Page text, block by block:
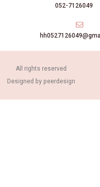
All rights
Designed by